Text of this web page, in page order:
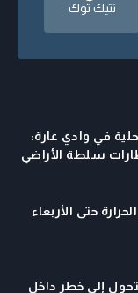
تتيك توك
في وادي عارة:
سلطة الأراضي
حتى الأربعاء
إلى خطر داخل